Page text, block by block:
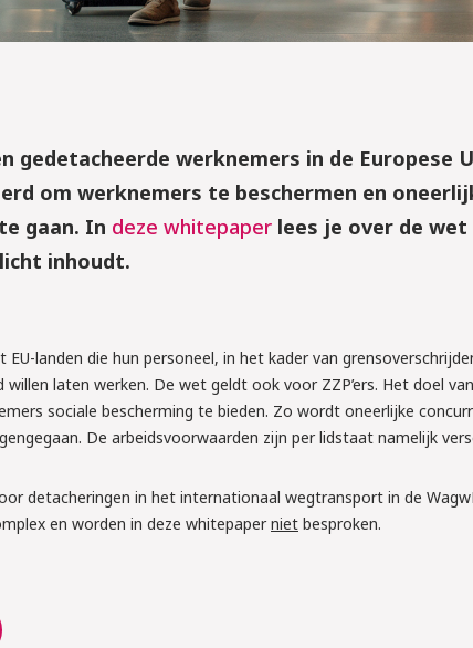
gedetacheerde werknemers in de Europese
om werknemers te beschermen en
gaan. In deze whitepaper lees je over de
inhoudt.
landen die hun personeel, in het kader van
laten werken. De wet geldt ook voor ZZP’ers. Het doel
sociale bescherming te bieden. Zo wordt oneerlijke
De arbeidsvoorwaarden zijn per lidstaat namelijk
detacheringen in het internationaal wegtransport in de
en worden in deze whitepaperniet besproken.
wat je moet
nieuwe
het